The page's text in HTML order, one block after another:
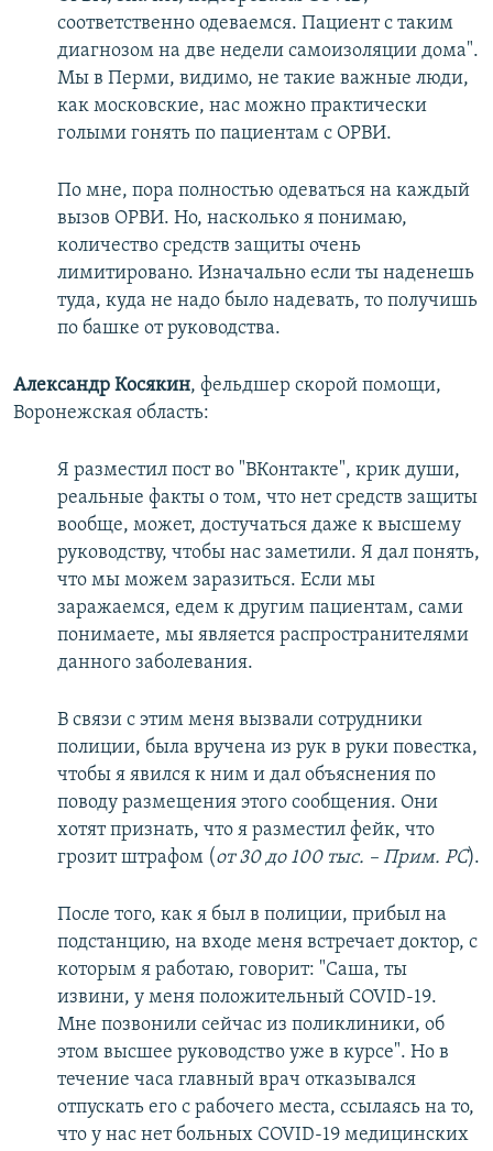
соответственно одеваемся. Пациент с таким
диагнозом на две недели самоизоляции дома".
Мы в Перми, видимо, не такие важные люди,
как московские, нас можно практически
голыми гонять по пациентам с ОРВИ.
По мне, пора полностью одеваться на каждый
вызов ОРВИ. Но, насколько я понимаю,
количество средств защиты очень
лимитировано. Изначально если ты наденешь
туда, куда не надо было надевать, то получишь
по башке от руководства.
Александр Косякин, фельдшер скорой помощи,
Воронежская область:
Я разместил пост во "ВКонтакте", крик души,
реальные факты о том, что нет средств защиты
вообще, может, достучаться даже к высшему
руководству, чтобы нас заметили. Я дал понять,
что мы можем заразиться. Если мы
заражаемся, едем к другим пациентам, сами
понимаете, мы является распространителями
данного заболевания.
В связи с этим меня вызвали сотрудники
полиции, была вручена из рук в руки повестка,
чтобы я явился к ним и дал объяснения по
поводу размещения этого сообщения. Они
хотят признать, что я разместил фейк, что
грозит штрафом (от 30 до 100 тыс. – Прим. РС).
После того, как я был в полиции, прибыл на
подстанцию, на входе меня встречает доктор, с
которым я работаю, говорит: "Саша, ты
извини, у меня положительный COVID-19.
Мне позвонили сейчас из поликлиники, об
этом высшее руководство уже в курсе". Но в
течение часа главный врач отказывался
отпускать его с рабочего места, ссылаясь на то,
что у нас нет больных COVID-19 медицинских